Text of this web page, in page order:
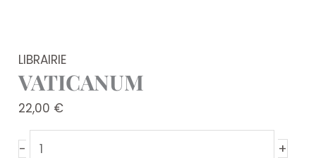
LIBRAIRIE
VATICANUM
22,00 €
- +